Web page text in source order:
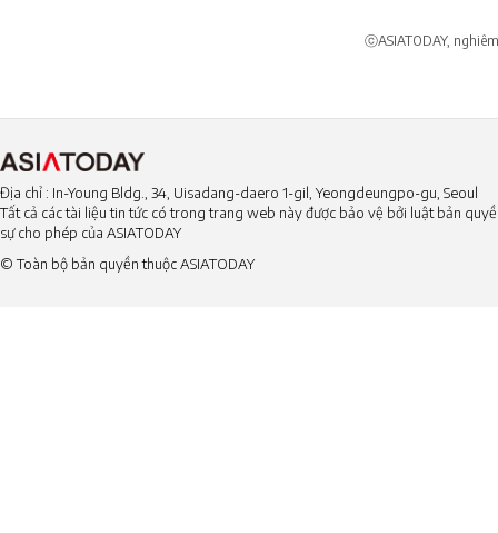
ⓒASIATODAY,
Địa chỉ : In-Young Bldg., 34, Uisadang-daero 1-gil, Yeongdeungpo-gu, Seoul
Tất cả các tài liệu tin tức có trong trang web này được bảo vệ bởi luật bản
sự cho phép của ASIATODAY
© Toàn bộ bản quyền thuộc ASIATODAY